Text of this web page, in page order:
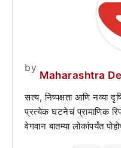
by
Maharashtra
सत्य, निष्पक्षता आणि नव्या
प्रत्येक घटनेचं प्रामाणिक
वेगवान बातम्या लोकांपर्यंत